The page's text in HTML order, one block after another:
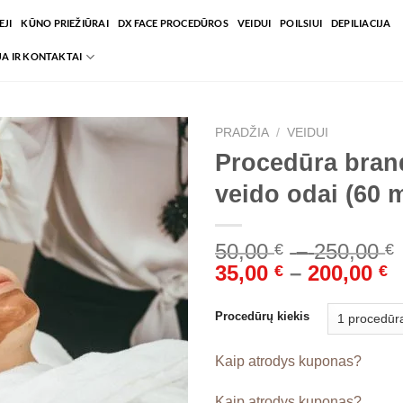
KŪNO PRIEŽIŪRAI DX FACE PROCEDŪROS VEIDUI POILSIUI DEPILIACIJA
IR KONTAKTAI
PRADŽIA / VEIDUI
Procedūra
veido odai (60
50,00€ – 250,00€
35,00 € – 200,00 €
Procedūrų kiekis
Kaip atrodys kuponas?